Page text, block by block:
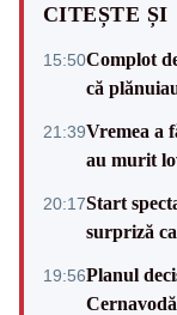
CITEȘTE ȘI
15:50Complot
că
21:39Vremea a
au murit
20:17Start
surpriză
19:56Planul